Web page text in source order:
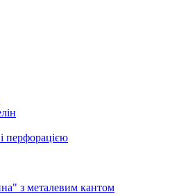
перфорацією
з металевим кантом